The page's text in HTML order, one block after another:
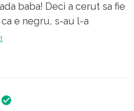
baba! Deci a cerut sa fie
e negru, s-au l-a
un grup dupa